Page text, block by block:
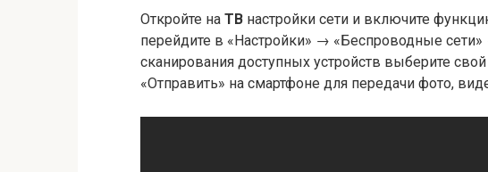
Откройте на ТВ настройки сети и включите
перейдите в «Настройки» → «Беспроводные
сканирования доступных устройств выберите свой
«Отправить» на смартфоне для передачи фото,